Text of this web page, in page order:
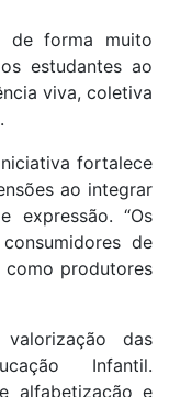
de forma muito
estudantes ao
viva, coletiva
fortalece
ao integrar
expressão. “Os
de
como produtores
das
Infantil.
alfabetização e